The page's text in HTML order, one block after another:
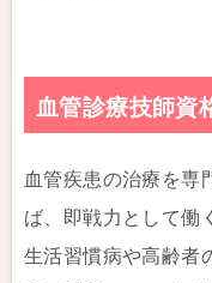
血管診療技師資
血管疾患の治療を専
ば、即戦力として働
生活習慣病や高齢者